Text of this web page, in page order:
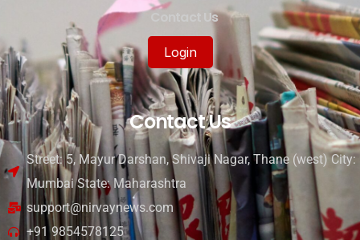
Contact Us
Login
Contact Us
Street: 5, Mayur Darshan, Shivaji Nagar, Thane (west) City:
Mumbai State: Maharashtra
support@nirvaynews.com
+91 9854578125